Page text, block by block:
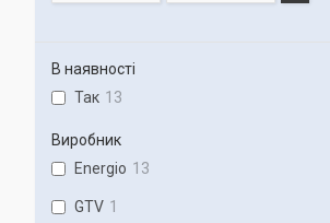
В наявності
Так 13
Виробник
Energio 13
GTV 1